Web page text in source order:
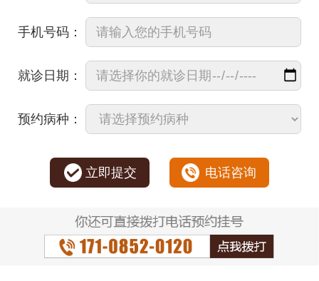
手机号码：
就诊日期：
预约病种：
立即提交 电话咨询